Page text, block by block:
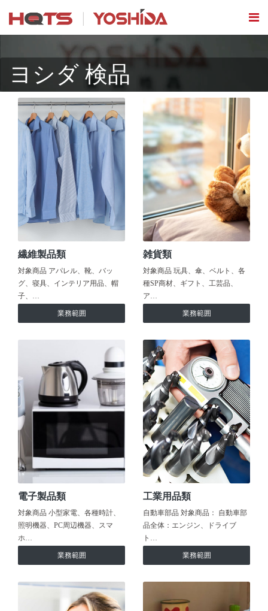
ヨシダ 検品
繊維製品類
対象商品 アパレル、靴、バッ
グ、寝具、インテリア用品、帽
子、…
業務範囲
雑貨類
対象商品 玩具、傘、ベルト、各
種SP商材、ギフト、工芸品、
ア…
業務範囲
電子製品類
対象商品 小型家電、各種時計、
照明機器、PC周辺機器、スマ
ホ…
業務範囲
工業用品類
自動車部品 対象商品： 自動車部
品全体：エンジン、ドライブ
ト…
業務範囲